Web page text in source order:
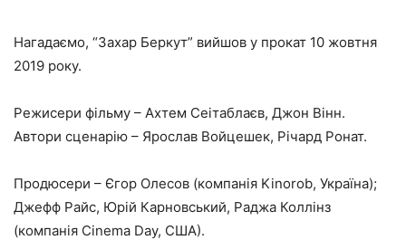
Нагадаємо, “Захар Беркут” вийшов у прокат 10 жовтня
2019 року.
Режисери фільму – Ахтем Сеітаблаєв, Джон Вінн.
Автори сценарію – Ярослав Войцешек, Річард Ронат.
Продюсери – Єгор Олесов (компанія Kinorob, Україна);
Джефф Райс, Юрій Карновський, Раджа Коллінз
(компанія Cinema Day, США).